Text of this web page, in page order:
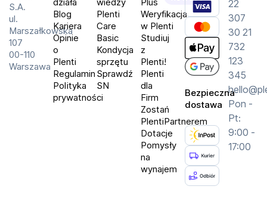
S.A.
ul.
Marszałkowska
107
00-110
Warszawa
Blog
Kariera
Opinie
o
Plenti
Regulamin
Polityka
prywatności
Plenti
Care
Basic
Kondycja
sprzętu
Sprawdź
SN
Weryfikacja
w Plenti
Studiuj
z
Plenti!
Plenti
dla
Firm
Zostań
PlentiPartnerem
Dotacje
Pomysły
na
wynajem
Bezpieczna
dostawa
22
307
30 21
732
123
345
Pon -
Pt:
9:00 -
17:00